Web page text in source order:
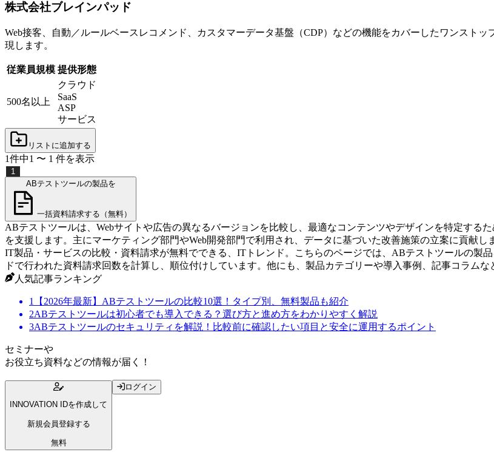
株式会社ブレインパッド
Web接客、自動／ルールベースレコメンド、カスタマーデータ基盤（CDP）などの機能をカバーしたワンスト
現します。
従業員規模 提供形態
500名以上
クラウド
SaaS
ASP
サービス
リストに追加する
1件中1 〜 1 件を表示
1
ABテストツールの製品を
一括資料請求する（無料）
ABテストツールは、Webサイトや広告の異なるバージョンを比較し、最適なコンテンツやデザインを特定する
を支援します。主にマーケティング部門やWeb開発部門で利用され、データに基づいた改善施策の立案に貢献し
IT製品・サービスの比較・資料請求が無料でできる、ITトレンド。こちらのページでは、ABテストツールの製
ドで行われた資料請求回数を計算し、順位付けしています。他にも、製品カテゴリーや導入事例、記事コラム
人気記事ランキング
1
【2026年最新】ABテストツールの比較10選！タイプ別、無料製品も紹介
2ABテストツールは初心者でも導入できる？選び方と進め方をわかりやすく解説
3ABテストツールのセキュリティを解説！比較前に確認したい項目と安全に運用するポイント
セミナーや
お役立ち資料などの情報が届く！
INNOVATION IDを作成して
新規会員登録する
無料
ログイン